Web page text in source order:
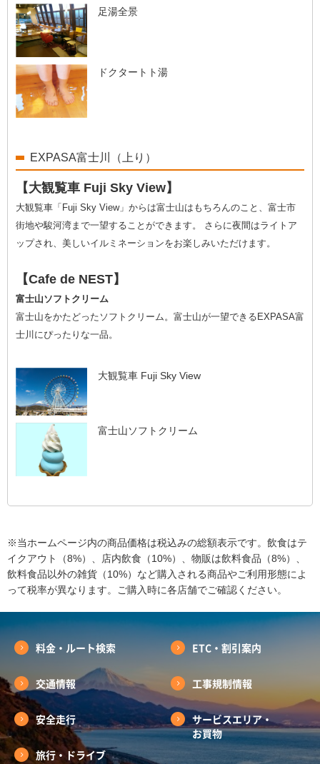
足湯全景
ドクタートト湯
EXPASA富士川（上り）
【大観覧車 Fuji Sky View】
大観覧車「Fuji Sky View」からは富士山はもちろんのこと、富士市
街地や駿河湾まで一望することができます。 さらに夜間はライトア
ップされ、美しいイルミネーションをお楽しみいただけます。
【Cafe de NEST】
富士山ソフトクリーム
富士山をかたどったソフトクリーム。富士山が一望できるEXPASA富
士川にぴったりな一品。
大観覧車 Fuji Sky View
富士山ソフトクリーム
※当ホームページ内の商品価格は税込みの総額表示です。飲食はテ
イクアウト（8%）、店内飲食（10%）、物販は飲料食品（8%）、
飲料食品以外の雑貨（10%）など購入される商品やご利用形態によ
って税率が異なります。ご購入時に各店舗でご確認ください。
料金・ルート検索 ETC・割引案内
交通情報 工事規制情報
安全走行
サービスエリア・
お買物
旅行・ドライブ